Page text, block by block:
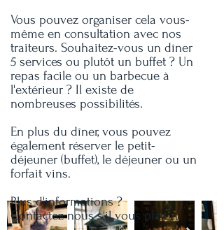
Vous pouvez organiser cela vous-
même en consultation avec nos
traiteurs. Souhaitez-vous un dîner
5 services ou plutôt un buffet ? Un
repas facile ou un barbecue à
l'extérieur ? Il existe de
nombreuses possibilités.
En plus du dîner, vous pouvez
également réserver le petit-
déjeuner (buffet), le déjeuner ou un
forfait vins.
Plus d'informations ?
Contactez nous s'il vous plait.